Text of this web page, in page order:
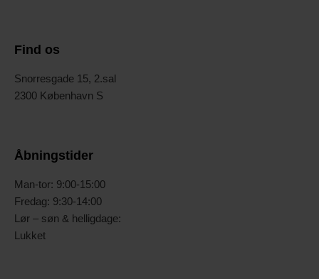
Find os
Snorresgade 15, 2.sal
2300 København S
Åbningstider
Man-tor: 9:00-15:00
Fredag: 9:30-14:00
Lør – søn & helligdage:
Lukket